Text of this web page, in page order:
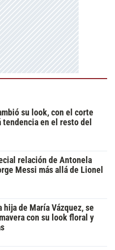
su look, con el corte
en el resto del
relación de Antonela
Messi más allá de Lionel
hija de María Vázquez, se
con su look floral y